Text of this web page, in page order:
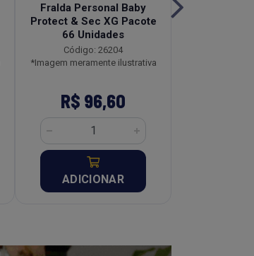
Fralda Personal Baby
Protect & Sec XG Pacote
66 Unidades
Código: 26204
*Imagem meramente ilustrativa
R$ 96,60
ADICIONAR